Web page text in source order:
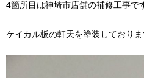
4箇所目は神埼市店舗の補修工事で
ケイカル板の軒天を塗装しておりま